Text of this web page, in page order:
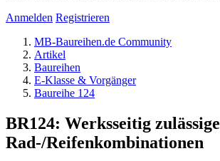
Anmelden Registrieren
MB-Baureihen.de Community
Artikel
Baureihen
E-Klasse & Vorgänger
Baureihe 124
BR124: Werksseitig zulässige
Rad-/Reifenkombinationen